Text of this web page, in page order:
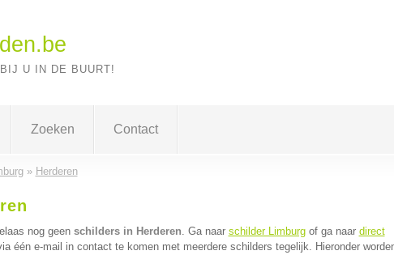
U IN DE BUURT!
Zoeken Contact
» Herderen
nog geen schilders in Herderen. Ga naar schilder Limburgof ga naar direct
één e-mail in contact te komen met meerdere schilders tegelijk. Hieronder